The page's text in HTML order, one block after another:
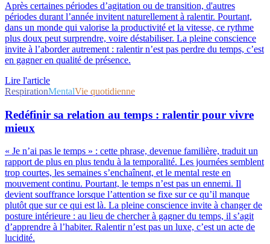
Après certaines périodes d’agitation ou de transition, d'autres
périodes durant l’année invitent naturellement à ralentir. Pourtant,
dans un monde qui valorise la productivité et la vitesse, ce rythme
plus doux peut surprendre, voire déstabiliser. La pleine conscience
invite à l’aborder autrement : ralentir n’est pas perdre du temps, c’est
en gagner en qualité de présence.
Lire l'article
RespirationMentalVie quotidienne
Redéfinir sa relation au temps : ralentir pour vivre
mieux
« Je n’ai pas le temps » : cette phrase, devenue familière, traduit un
rapport de plus en plus tendu à la temporalité. Les journées semblent
trop courtes, les semaines s’enchaînent, et le mental reste en
mouvement continu. Pourtant, le temps n’est pas un ennemi. Il
devient souffrance lorsque l’attention se fixe sur ce qu’il manque
plutôt que sur ce qui est là. La pleine conscience invite à changer de
posture intérieure : au lieu de chercher à gagner du temps, il s’agit
d’apprendre à l’habiter. Ralentir n’est pas un luxe, c’est un acte de
lucidité.